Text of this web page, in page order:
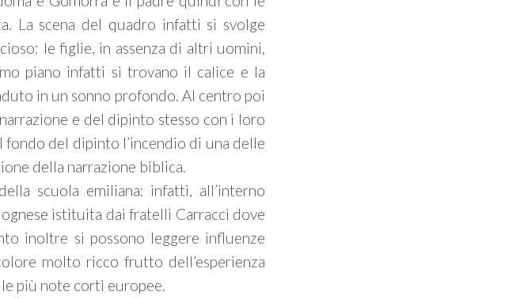
La scena del quadro infatti si svolge
le figlie, in assenza di altri uomini,
piano infatti si trovano il calice e la
in un sonno profondo. Al centro poi
e del dipinto stesso con i loro
del dipinto l’incendio di una delle
della narrazione biblica.
scuola emiliana: infatti, all’interno
istituita dai fratelli Carracci dove
inoltre si possono leggere influenze
molto ricco frutto dell’esperienza
le più note corti europee.